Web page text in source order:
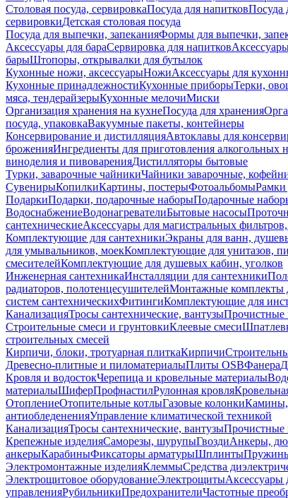
Столовая посуда, сервировкаПосуда для напитковПосуда
сервировкиДетская столовая посуда
Посуда для выпечки, запеканияФормы для выпечки,
Аксессуары для бараСервировка для напитков
барыШтопоры, открывалки для бутылок
Кухонные ножи, аксессуарыНожиАксессуары для
Кухонные принадлежностиКухонные приборыТерки,
мяса, тендерайзерыКухонные мелочиМиски
Организация хранения на кухнеПосуда для хранения
посуда, упаковкаВакуумные пакеты, контейнеры
Консервирование и дистилляцияАвтоклавы для
броженияИнгредиенты для приготовления алкогольных
виноделия и пивоваренияДистилляторы бытовые
Турки, заварочные чайникиЧайники заварочные,
СувенирыКопилкиКартины, постерыФотоальбомыРамки
ПодаркиПодарки, подарочные наборыПодарочные
ВодоснабжениеВодонагревателиБытовые насосы
сантехническиеАксессуары для магистральных
Комплектующие для сантехникиЭкраны для ванн,
для умывальников, моекКомплектующие для унитазов,
смесителейКомплектующие для душевых кабин, уголков
Инженерная сантехникаИнсталляции для сантехники
радиаторов, полотенцесушителейМонтажные комплекты
систем сантехническихФитингиКомплектующие для
КанализацияТросы сантехнические, вантузы
Строительные смеси и грунтовкиКлеевые смеси
строительных смесей
Кирпичи, блоки, тротуарная плиткаКирпичи
Древесно-плитные и пиломатериалыПлиты OSBФанера
Кровля и водостокЧерепица и кровельные материалы
материалыШиферПрофнастилРулонная кровля
ОтоплениеОтопительные котлыГазовые колонки
антиобледененияУправление климатической техникой
КанализацияТросы сантехнические, вантузы
Крепежные изделияСаморезы, шурупыГвоздиАнкеры,
анкерыКарабиныФиксаторы арматурыШплинты
Электромонтажные изделияКлеммыСредства
Электрощитовое оборудованиеЭлектрощитыАксессуары
управленияРубильникиПредохранителиЧастотные